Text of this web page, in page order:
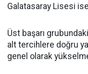
Galatasaray Lisesi
Üst başarı
alt tercihlere doğru
genel olarak